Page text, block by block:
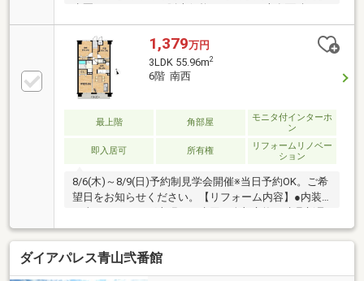
歩圏にありながら、販売価格1198万円。専有面積52㎡
の2LDKで、ひとり暮らしにも、将来を見据えた住まい
探しにもフィットしやすい間取りです。近隣駐車場１
台確保済み、水回り設備は引き渡しから2年保証を付
帯。安心して新生活をスタートできるのは大きな魅力
です。
1,379万円
3LDK 55.96m2
6階 南西
最上階 角部屋
モニタ付インターホ
ン
即入居可 所有権
リフォームリノベー
ション
8/6(木)～8/9(日)予約制見学会開催※当日予約OK。ご希
望日をお知らせください。【リフォーム内容】●内装
工事フローリング上張り、水回り全部交換、建具新品
交換、クロス張替え、クローゼット新品交換、シュー
ズボックス新品交換、給湯器新品交換、火災警報器設
置、照明LED新品交換【周辺施設】・小針小学校まで
80ｍ（徒歩1分）・小針中学校まで750ｍ（徒歩10
ダイアパレス青山弐番館